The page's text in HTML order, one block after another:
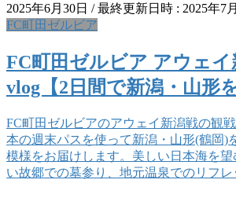
2025年6月30日 / 最終更新日時 : 2025年7
FC町田ゼルビア
FC町田ゼルビア アウェイ
vlog【2日間で新潟・山形
FC町田ゼルビアのアウェイ新潟戦の観
本の週末パスを使って新潟・山形(鶴岡)
模様をお届けします。美しい日本海を
い故郷での墓参り、地元温泉でのリフ